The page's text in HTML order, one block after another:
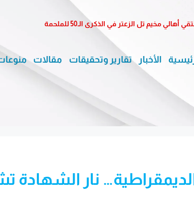
مخيم تل الزعتر في الذكرى الـ50 للملحمة
الأخبار تقارير وتحقيقات مقالات
نار